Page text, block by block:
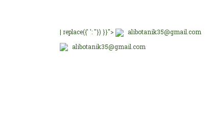
| replace({' ': ''}) }}">
alibotanik35@gmail.com
alibotanik35@gmail.com